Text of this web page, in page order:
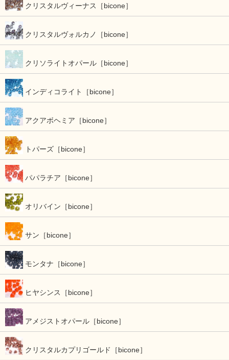
クリスタルヴィーナス［bicone］
クリスタルヴォルカノ［bicone］
クリソライトオパール［bicone］
インディコライト［bicone］
アクアボヘミア［bicone］
トパーズ［bicone］
パパラチア［bicone］
オリバイン［bicone］
サン［bicone］
モンタナ［bicone］
ヒヤシンス［bicone］
アメジストオパール［bicone］
クリスタルカプリゴールド［bicone］